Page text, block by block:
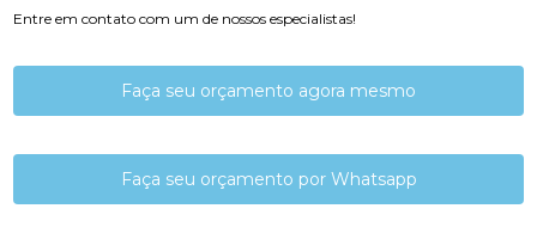
Entre em contato com um de nossos especialistas!
Faça seu orçamento agora mesmo
Faça seu orçamento por Whatsapp